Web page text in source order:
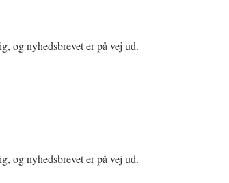
og nyhedsbrevet er på vej ud.
og nyhedsbrevet er på vej ud.